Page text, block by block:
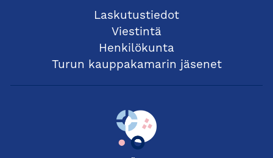
Laskutustiedot
Viestintä
Henkilökunta
Turun kauppakamarin jäsenet